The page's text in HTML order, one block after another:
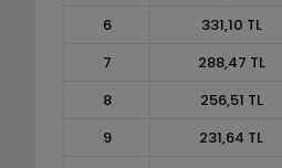
6
331,10 TL
7
288,47 TL
8
256,51 TL
9
231,64 TL